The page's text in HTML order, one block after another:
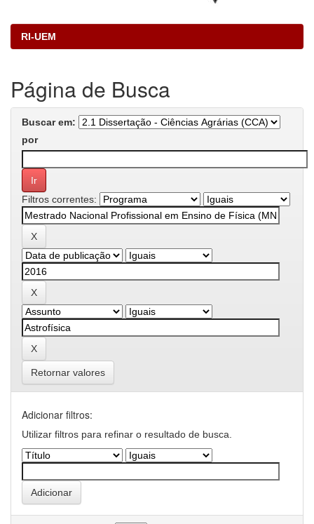
RI-UEM
Página de Busca
Buscar em:
por
Filtros correntes:
Retornar valores
Adicionar filtros:
Utilizar filtros para refinar o resultado de busca.